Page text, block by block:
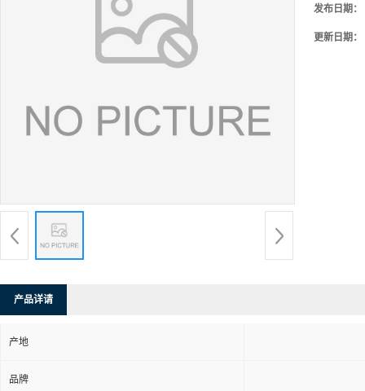
发布日期：
更新日期：
产品详请
产地
品牌